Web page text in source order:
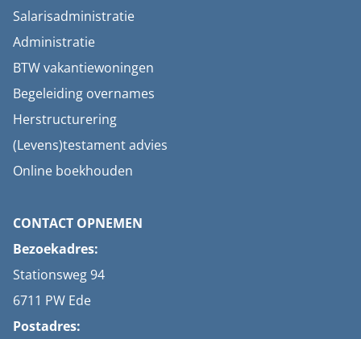
Salarisadministratie
Administratie
BTW vakantiewoningen
Begeleiding overnames
Herstructurering
(Levens)testament advies
Online boekhouden
CONTACT OPNEMEN
Bezoekadres:
Stationsweg 94
6711 PW Ede
Postadres: